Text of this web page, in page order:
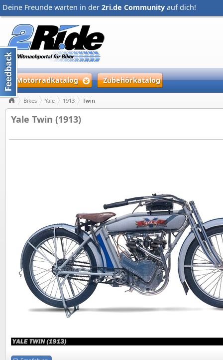
Deine Freunde warten in der 2ri.de Community auf dich!
Motorradkatalog Zubehörkatalog
Bikes Yale 1913 Twin
Yale Twin (1913)